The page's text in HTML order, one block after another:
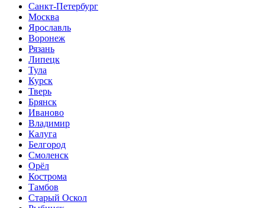
Санкт-Петербург
Москва
Ярославль
Воронеж
Рязань
Липецк
Тула
Курск
Тверь
Брянск
Иваново
Владимир
Калуга
Белгород
Смоленск
Орёл
Кострома
Тамбов
Старый Оскол